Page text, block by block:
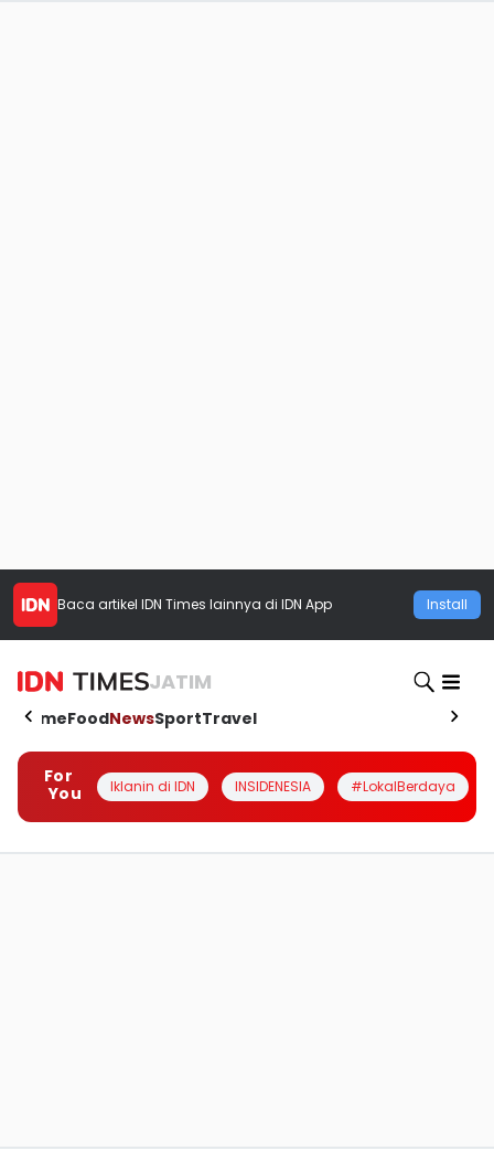
Baca artikel IDN Times lainnya di IDN App Install
JATIM
HomeFoodNewsSportTravel
For
You
Iklanin di IDN INSIDENESIA #LokalBerdaya